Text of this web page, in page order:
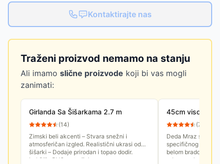
Kontaktirajte nas
Traženi proizvod nemamo na stanju
Ali imamo slične proizvode koji bi vas mogli
zanimati:
Girlanda Sa Šišarkama 2.7 m
(14)
Zimski beli akcenti – Stvara snežni i
atmosferičan izgled. Realistični ukrasi od
šišarki – Dodaje prirodan i topao dodir.
Izdržljiv PVC materijal za...
45cm visok
(72
Deda Mraz simbol
specifičnog
belom bradom i
odevnom